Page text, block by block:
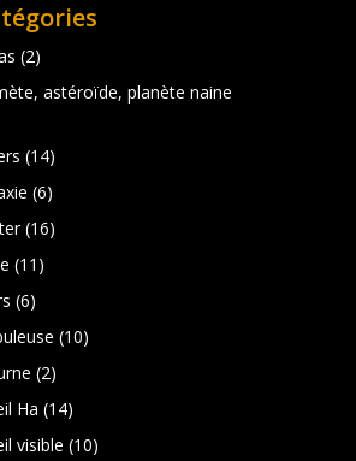
(2)
astéroïde, planète naine
(14)
(6)
(16)
(11)
(6)
(10)
(2)
Ha (14)
visible (10)